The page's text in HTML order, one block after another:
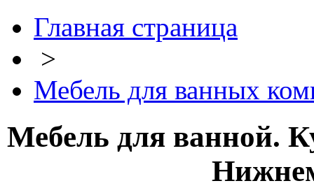
Главная страница
>
Мебель для ванных
Мебель для ванной.